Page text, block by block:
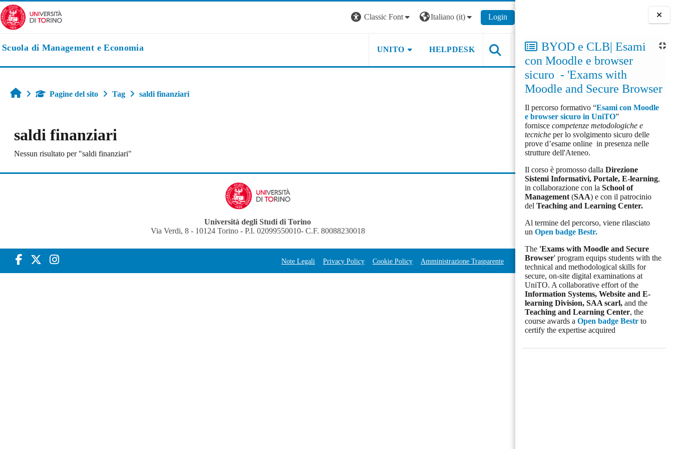
Vai al contenuto principale
Blocchi
BYOD e CLB| Esami
con Moodle e browser
sicuro - 'Exams with
Moodle and Secure Browser
Il percorso formativo “Esami con Moodle
e browser sicuro in UniTO”
forniscecompetenze metodologiche e
tecniche per lo svolgimento sicuro delle
prove d’esame online in presenza nelle
strutture dell'Ateneo.
Il corso è promosso dallaDirezione
Sistemi Informativi, Portale, E-learning,
in collaborazione con laSchool of
Management (SAA) e con il patrocinio
delTeaching and Learning Center.
Al termine del percorso, viene rilasciato
unOpen badge Bestr.
The 'Exams with Moodle and Secure
Browser' program equips students with the
technical and methodological skills for
secure, on-site digital examinations at
UniTO. A collaborative effort of the
Information Systems, Website and E-
learning Division, SAA scarl,and the
Teaching and Learning Center, the
course awards aOpen badge Bestr to
certify the expertise acquired
Classic Font Italiano ‎(it)‎ Login
Scuola di Management e Economia UNITO HELPDESK
HomePagine del sito Tag saldi finanziari
saldi finanziari
Nessun risultato per "saldi finanziari"
Università degli Studi di Torino
Via Verdi, 8 - 10124 Torino - P.I. 02099550010- C.F. 80088230018
Note Legali Privacy Policy Cookie Policy Amministrazione Trasparente